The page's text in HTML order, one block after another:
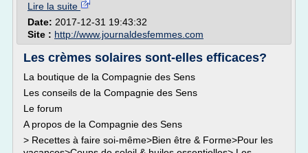
Lire la suite
Date: 2017-12-31 19:43:32
Site : http://www.journaldesfemmes.com
Les crèmes solaires sont-elles efficaces?
La boutique de la Compagnie des Sens
Les conseils de la Compagnie des Sens
Le forum
A propos de la Compagnie des Sens
> Recettes à faire soi-même>Bien être & Forme>Pour les